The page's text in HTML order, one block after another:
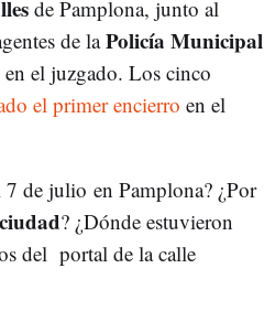
de Pamplona, junto al
de laPolicía Municipal
el juzgado. Los cinco
el primer encierro en el
7 de julio en Pamplona? ¿Por
? ¿Dónde estuvieron
del portal de la calle